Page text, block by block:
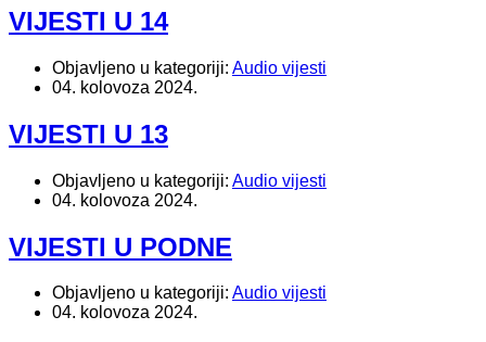
VIJESTI U 14
Objavljeno u kategoriji: Audio vijesti
04. kolovoza 2024.
VIJESTI U 13
Objavljeno u kategoriji: Audio vijesti
04. kolovoza 2024.
VIJESTI U PODNE
Objavljeno u kategoriji: Audio vijesti
04. kolovoza 2024.